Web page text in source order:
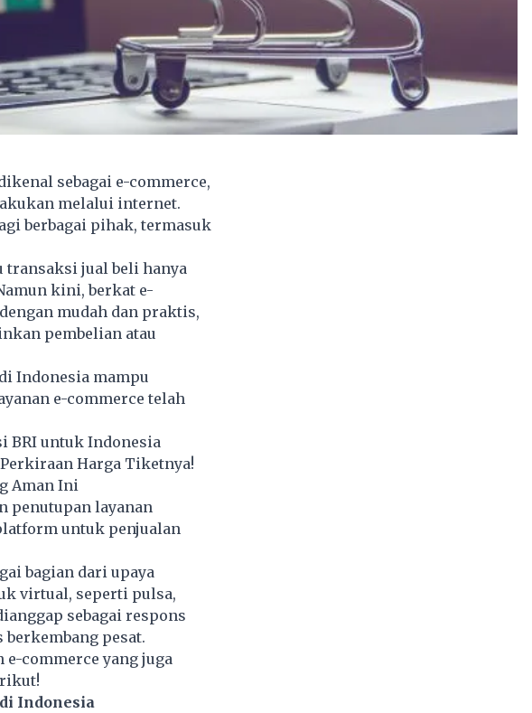
sebagai e-commerce,
melalui internet.
berbagai pihak, termasuk
jual beli hanya
kini, berkat e-
mudah dan praktis,
pembelian atau
Indonesia mampu
e-commerce telah
BRI untuk Indonesia
Perkiraan Harga Tiketnya!
Aman Ini
penutupan layanan
untuk penjualan
bagian dari upaya
virtual, seperti pulsa,
sebagai respons
pesat.
e-commerce yang juga
Indonesia